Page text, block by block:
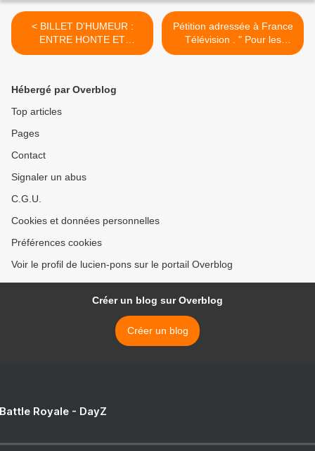
< BILLET D'HUMEUR :
ENTRE HONTE ET
COLÈRE. Par Erwan
Pétition adressée à France
Télévision . " Pour les
présidentielles : NOUS
Hébergé par Overblog
Top articles
Pages
Contact
Signaler un abus
C.G.U.
Cookies et données personnelles
Préférences cookies
Voir le profil de lucien-pons sur le portail Overblog
Créer un blog sur Overblog
Créer un blog
Royale - DayZ